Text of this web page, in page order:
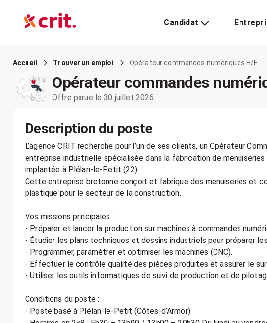
Candidat
Accueil Trouver un emploi Opérateur commandes numériques H/F
Opérateur commandes
Offre parue le 30 juillet 2026
Description du poste
L’agence CRIT recherche pour l’un de ses clients, un Opérateur
entreprise industrielle spécialisée dans la fabrication de
implantée à Plélan-le-Petit (22).
Cette entreprise bretonne conçoit et fabrique des menuiseries et
plastique pour le secteur de la construction.
Vos missions principales :
- Préparer et lancer la production sur machines à commandes
- Étudier les plans techniques et dessins industriels pour préparer
- Programmer, paramétrer et optimiser les machines (CNC).
- Effectuer le contrôle qualité des pièces produites et assurer le
- Utiliser les outils informatiques de suivi de production et de
Conditions du poste :
- Poste basé à Plélan-le-Petit (Côtes-d’Armor).